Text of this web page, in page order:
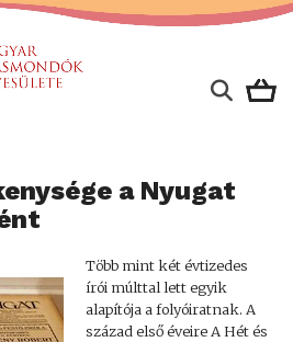
a Nyugat
Több mint két évtizedes
írói múlttal lett egyik
alapítója a folyóiratnak. A
század első éveire A Hét és